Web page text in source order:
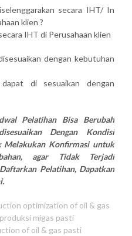
secara IHT/ In
klien ?
IHT di Perusahaan klien
dengan kebutuhan
di sesuaikan dengan
Pelatihan Bisa Berubah
Dengan Kondisi
Melakukan Konfirmasi untuk
agar Tidak Terjadi
Pelatihan, Dapatkan
optimization of oil & gas
migas pasti
of oil & gas pasti